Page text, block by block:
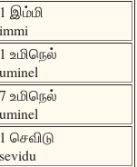
1 இம்மி
immi
1 உமிநெல்
uminel
7 உமிநெல்
uminel
1 செவிடு
sevidu